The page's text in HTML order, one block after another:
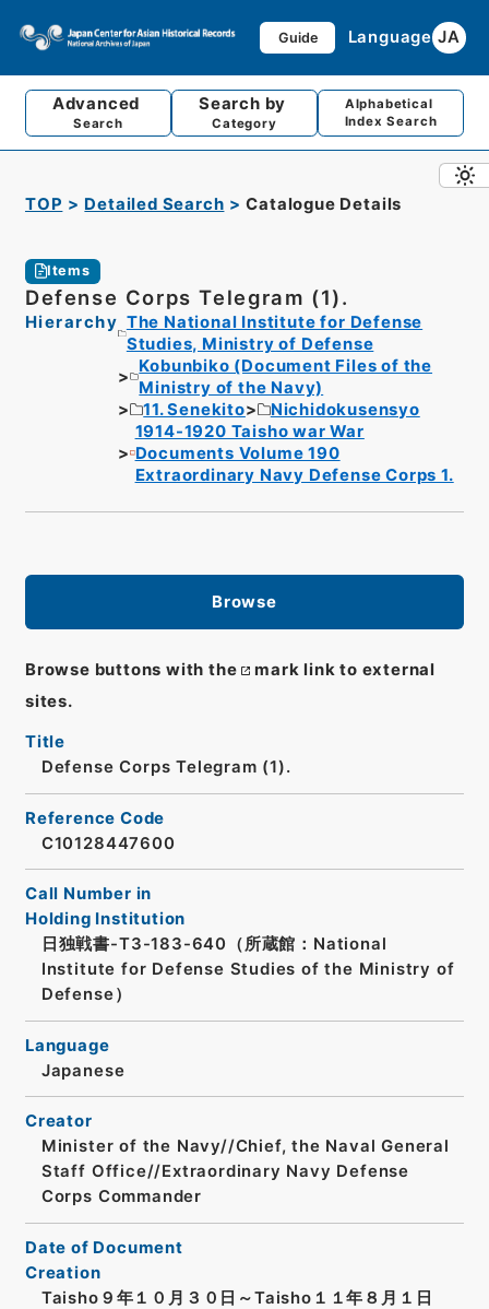
Guide Language JA
Advanced
Search
Search by
Category
Alphabetical
Index Search
TOP Detailed Search Catalogue Details
Items
Defense Corps Telegram (1).
Hierarchy The National Institute for Defense
Studies, Ministry of Defense
Kobunbiko (Document Files of the
Ministry of the Navy)
11. Senekito
Nichidokusensyo
1914-1920 Taisho war War
Documents Volume 190
Extraordinary Navy Defense Corps 1.
Browse
Browse buttons with the
mark link to external
sites.
Title
Defense Corps Telegram (1).
Reference Code
C10128447600
Call Number in
Holding Institution
日独戦書-T3-183-640（所蔵館：National
Institute for Defense Studies of the Ministry of
Defense）
Language
Japanese
Creator
Minister of the Navy//Chief, the Naval General
Staff Office//Extraordinary Navy Defense
Corps Commander
Date of Document
Creation
Taisho９年１０月３０日～Taisho１１年８月１日